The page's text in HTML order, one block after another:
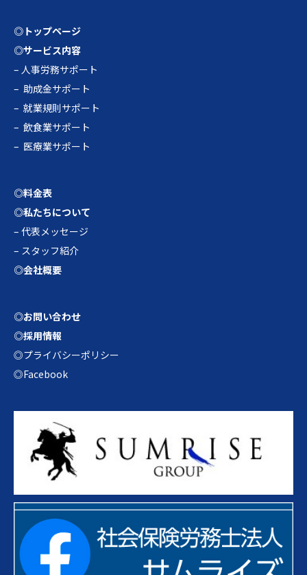
◎トップページ
◎サービス内容
– 人事労務サポート
– 助成金サポート
– 就業規則サポート
– 飲食業サポート
– 医療業サポート
◎料金表
◎私たちについて
– 代表メッセージ
– スタッフ紹介
◎会社概要
◎お問い合わせ
◎採用情報
◎プライバシーポリシー
◎Facebook